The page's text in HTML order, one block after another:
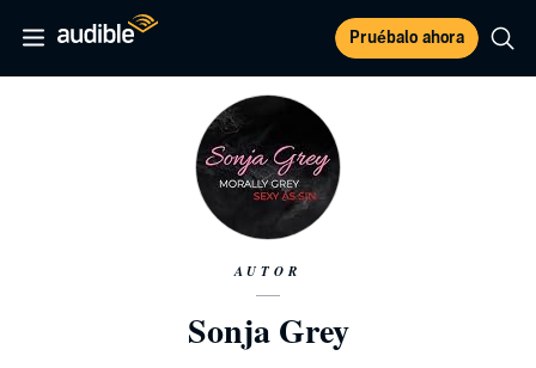
Pruébalo ahora
AUTOR
Sonja Grey